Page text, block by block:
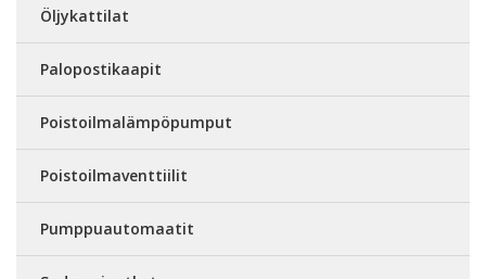
Öljykattilat
Palopostikaapit
Poistoilmalämpöpumput
Poistoilmaventtiilit
Pumppuautomaatit